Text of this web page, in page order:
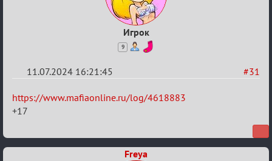
Игрок
9
#31
11.07.2024 16:21:45
Re:
20
градусов
https://www.mafiaonline.ru/log/4618883
+17
Freya